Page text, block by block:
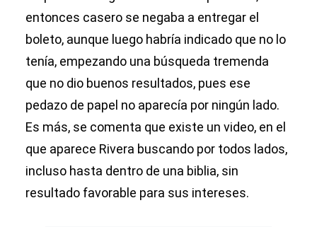
entonces casero se negaba a entregar el
boleto, aunque luego habría indicado que no lo
tenía, empezando una búsqueda tremenda
que no dio buenos resultados, pues ese
pedazo de papel no aparecía por ningún lado.
Es más, se comenta que existe un video, en el
que aparece Rivera buscando por todos lados,
incluso hasta dentro de una biblia, sin
resultado favorable para sus intereses.